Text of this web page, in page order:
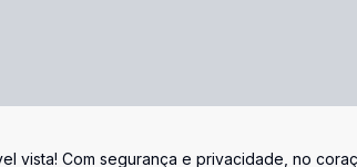
vista! Com segurança e privacidade, no